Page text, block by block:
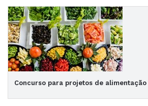
Concurso para projetos de